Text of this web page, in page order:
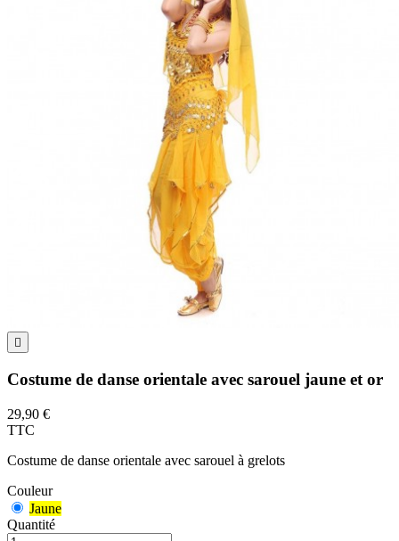

Costume de danse orientale avec sarouel jaune et or
29,90 €
TTC
Costume de danse orientale avec sarouel à grelots
Couleur
Jaune
Quantité